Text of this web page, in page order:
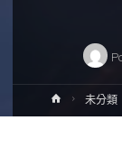
Home未分類